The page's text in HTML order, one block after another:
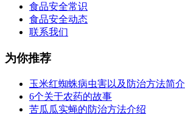
食品安全常识
食品安全动态
联系我们
为你推荐
玉米红蜘蛛病虫害以及防治方法简介
6个关于农药的故事
苦瓜瓜实蝇的防治方法介绍